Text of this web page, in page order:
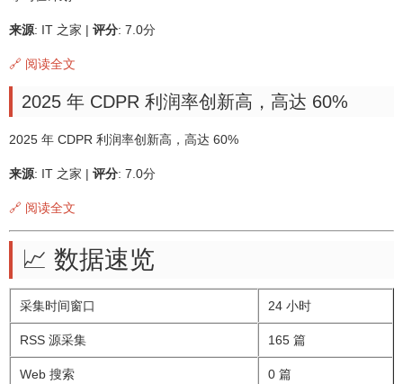
来源: IT 之家 | 评分: 7.0分
🔗 阅读全文
2025 年 CDPR 利润率创新高，高达 60%
2025 年 CDPR 利润率创新高，高达 60%
来源: IT 之家 | 评分: 7.0分
🔗 阅读全文
📈 数据速览
采集时间窗口 24 小时
RSS 源采集 165 篇
Web 搜索 0 篇